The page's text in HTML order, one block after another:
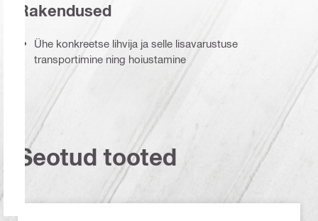
Rakendused
Ühe konkreetse lihvija ja selle lisavarustuse
transportimine ning hoiustamine
Seotud tooted